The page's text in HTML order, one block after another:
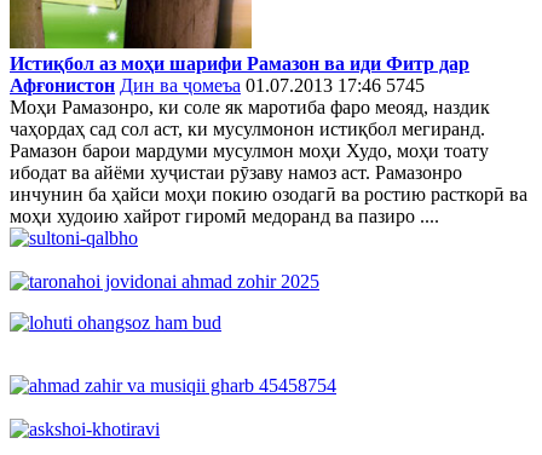
Истиқбол аз моҳи шарифи Рамазон ва иди Фитр дар
Афғонистон Дин ва ҷомеъа 01.07.2013 17:46 5745
Моҳи Рамазонро, ки соле як маротиба фаро меояд, наздик
чаҳордаҳ сад сол аст, ки мусулмонон истиқбол мегиранд.
Рамазон барои мардуми мусулмон моҳи Худо, моҳи тоату
ибодат ва айёми хуҷистаи рӯзаву намоз аст. Рамазонро
инчунин ба ҳайси моҳи покию озодагӣ ва ростию расткорӣ ва
моҳи худоию хайрот гиромӣ медоранд ва пазиро ....